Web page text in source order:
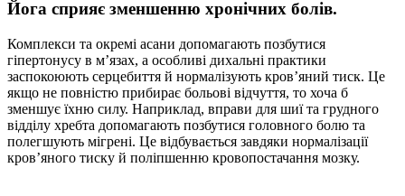
Йога сприяє зменшенню хронічних болів.
Комплекси та окремі асани допомагають позбутися
гіпертонусу в м’язах, а особливі дихальні практики
заспокоюють серцебиття й нормалізують кров’яний тиск. Це
якщо не повністю прибирає больові відчуття, то хоча б
зменшує їхню силу. Наприклад, вправи для шиї та грудного
відділу хребта допомагають позбутися головного болю та
полегшують мігрені. Це відбувається завдяки нормалізації
кров’яного тиску й поліпшенню кровопостачання мозку.